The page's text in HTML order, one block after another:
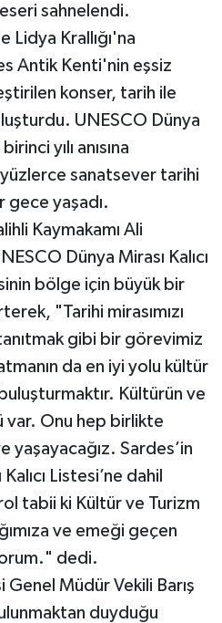
sahnelendi.
Lidya Krallığı'na
Antik Kenti'nin eşsiz
konser, tarih ile
UNESCO Dünya
yılı anısına
sanatsever tarihi
gece yaşadı.
Kaymakamı Ali
Dünya Mirası Kalıcı
bölge için büyük bir
"Tarihi mirasımızı
gibi bir görevimiz
da en iyi yolu kültür
Kültürün ve
var. Onu hep birlikte
yaşayacağız. Sardes’in
Listesi’ne dahil
tabii ki Kültür ve Turizm
ve emeği geçen
dedi.
Müdür Vekili Barış
duyduğu